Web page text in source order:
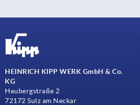
HEINRICH KIPP WERK GmbH & Co.
KG
Heubergstraße 2
72172 Sulz am Neckar